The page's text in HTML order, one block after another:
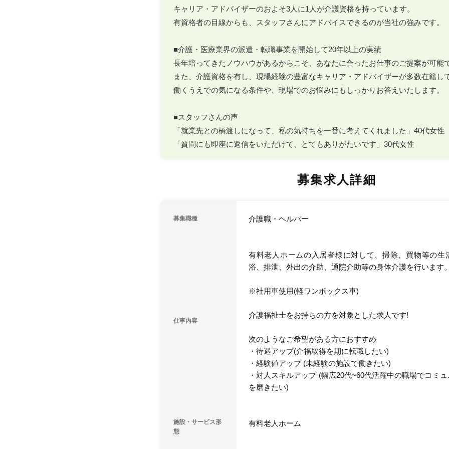
キャリア・アドバイザーのおよそ3人に1人が介護資格を持っています。
有資格者の目線からも、スタッフさんにアドバイスできるのが当社の強みです。
■介護・医療業界の派遣・転職事業を開始して20年以上の実績
長年培ってきたノウハウがあるからこそ、あなたに合ったお仕事のご提案が可能
また、介護資格を有し、現場経験の豊富なキャリア・アドバイザーが多数在籍し
働くうえでの気になる条件や、現場でのお悩みにもしっかりお答えいたします。
■スタッフさんの声
「就業先との橋渡しになって、私の気持ちを一番に考えてくれました」40代女性
「質問にも即座に返信をいただけて、とてもありがたいです」30代女性
募集求人詳細
募集職種 介護職・ヘルパー
仕事内容
有料老人ホームの入居者様に対して、掃除、買物等の生
浴、排泄、外出の介助、通院介助等の身体介護を行います。
※社用車使用(軽ワンボックス車)
介護福祉士をお持ちの方を対象とした求人です!
次のようなご希望がある方におすすめ
・待遇アップ(介福取得を期に転職したい)
・経験値アップ (未経験の施設で働きたい)
・対人スキルアップ (幅広20代~60代活躍中の職場でコミ
を磨きたい)
施設・サービス形
態
有料老人ホーム